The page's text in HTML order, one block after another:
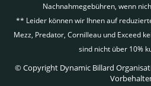
Nachnahmegebühren, wenn
** Leider können wir Ihnen auf
Mezz, Predator, Cornilleau und Exceed
sind nicht über 10%
© Copyright Dynamic Billard